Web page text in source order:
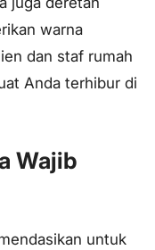
warna
dan staf rumah
Anda terhibur di
Wajib
untuk